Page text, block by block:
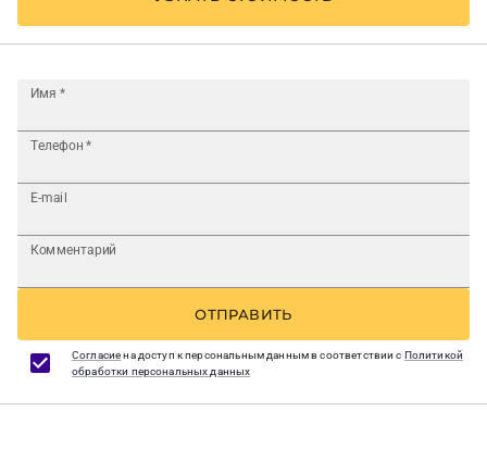
Имя *
Телефон *
E-mail
Комментарий
ОТПРАВИТЬ
Согласиена доступ к персональным данным в соответствии с Политикой
обработки персональных данных